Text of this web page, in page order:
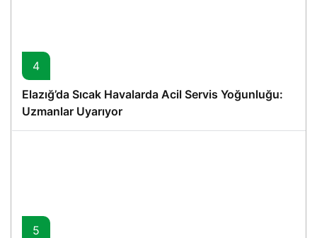
4
Elazığ’da Sıcak Havalarda Acil Servis Yoğunluğu:
Uzmanlar Uyarıyor
5